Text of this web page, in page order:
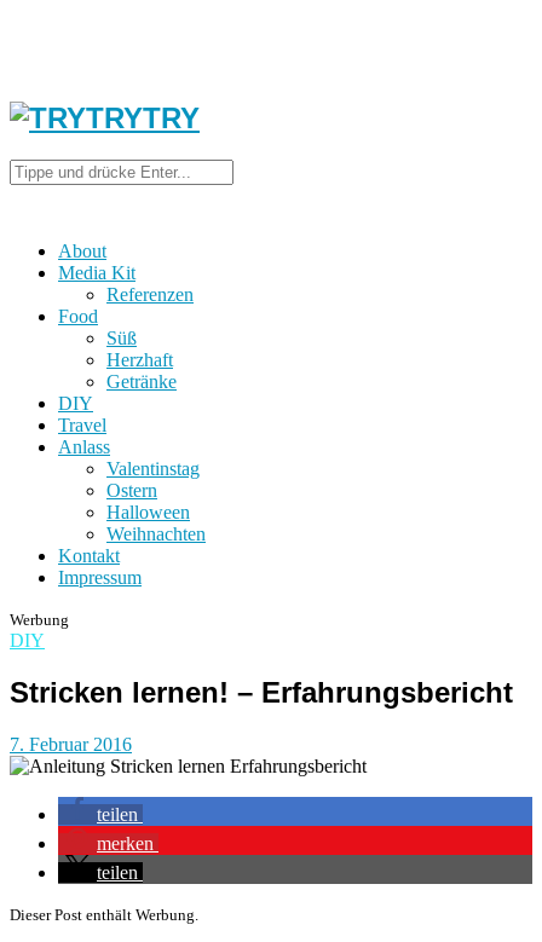
About
Media Kit
Referenzen
Food
Süß
Herzhaft
Getränke
DIY
Travel
Anlass
Valentinstag
Ostern
Halloween
Weihnachten
Kontakt
Impressum
Werbung
DIY
Stricken lernen! – Erfahrungsbericht
7. Februar 2016
teilen
merken
teilen
Dieser Post enthält Werbung.